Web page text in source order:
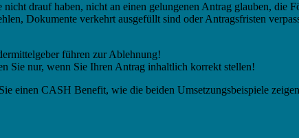
drauf haben, nicht an einen gelungenen Antrag glauben, die
Dokumente verkehrt ausgefüllt sind oder Antragsfristen
führen zur Ablehnung!
Sie nur, wenn Sie Ihren Antrag inhaltlich korrekt stellen!
einen CASH Benefit, wie die beiden Umsetzungsbeispiele